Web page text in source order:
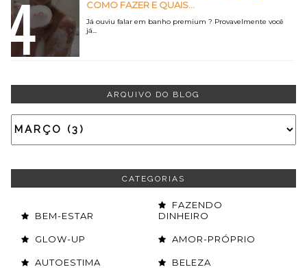
COMO FAZER E QUAIS...
Já ouviu falar em banho premium ? Provavelmente você
já...
ARQUIVO DO BLOG
CATEGORIAS
BEM-ESTAR
FAZENDO
DINHEIRO
GLOW-UP AMOR-PRÓPRIO
AUTOESTIMA BELEZA